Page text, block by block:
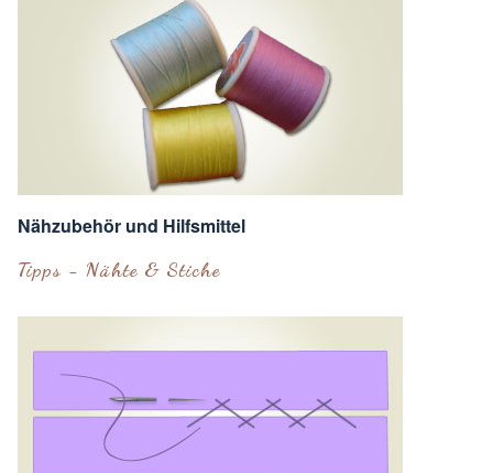
Nähzubehör und Hilfsmittel
Tipps - Nähte & Stiche